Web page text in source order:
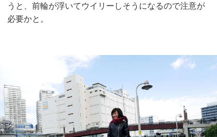
うと、前輪が浮いてウイリーしそうになるので注意が
必要かと。